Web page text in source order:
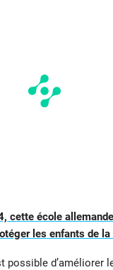
cette école
les enfants de
possible d’améliorer